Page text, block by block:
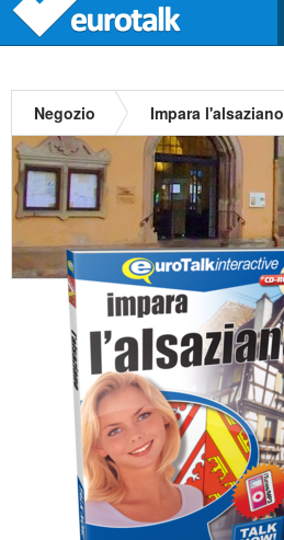
Negozio Impara l'alsaziano